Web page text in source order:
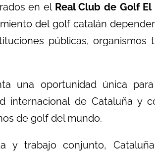
en el Real Club de Golf El
del golf catalán
públicas, organismos
una oportunidad única
internacional de Cataluña y
de golf del mundo.
y trabajo conjunto,